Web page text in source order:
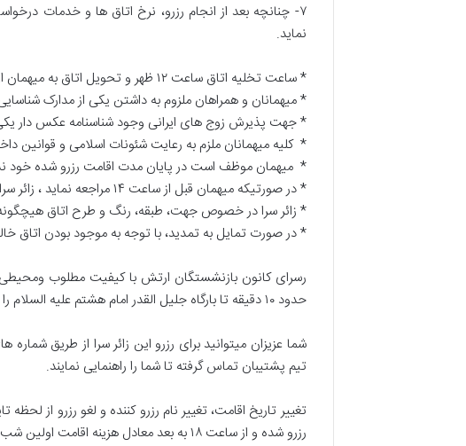
۷- چنانچه بعد از انجام رزرو، نرخ اتاق ها و خدمات
نماید.
* ساعت تخلیه اتاق ساعت ۱۲ ظهر و تحویل اتاق به میهمان از ساعت ۱۴ به بعد می باشد. (ساعت ورود به هتل ملاک زمان خروج نمی باشد)
* میهمانان و همراهان ملزوم به داشتن یکی از مدارک
* جهت پذیرش زوج های ایرانی وجود شناسنامه عکس دار
* کلیه میهمانان ملزم به رعایت شئونات اسلامی و قوانین
* میهمان موظف است در پایان مدت اقامت رزرو شده خود
* در صورتیکه میهمان قبل از ساعت ۱۴ مراجعه نماید ، زائر سرا وظیفه ای در قبال ارایه ی اتاق نخواهد داشت.
* زائر سرا در خصوص جهت، طبقه، رنگ و طرح اتاق
* در صورت تمایل به تمدید، با توجه به موجود بودن اتاق
رسرای کانون بازنشستگان ارتش با کیفیت مطلوب ومحیطی
حدود ۱۰ دقیقه تا بارگاه جلیل القدر امام هشتم علیه السلام را طی مینماییدکه سعی نموده تلاش خود را در جهت بهینه سازی بهتر و کیفیت مطلوبتر کنند .
شما عزیزان میتوانید برای رزرو این زائر سرا از طریق
تیم پشتیبان تماس گرفته تا شما را راهنمایی نمایند.
رزرو شده و از ساعت ۱۸ به بعد معادل هزینه اقامت اولین شب به تعداد اتاق های رزرو شده خواهد بود.